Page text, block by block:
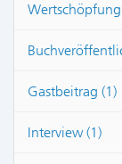
Gastbeitrag (1)
Interview (1)